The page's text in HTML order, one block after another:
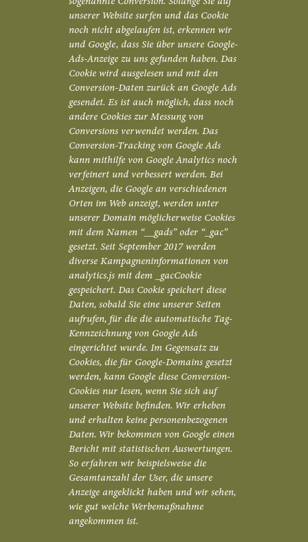
unserer Website surfen und das Cookie
noch nicht abgelaufen ist, erkennen wir
und Google, dass Sie über unsere Google-
Ads-Anzeige zu uns gefunden haben. Das
Cookie wird ausgelesen und mit den
Conversion-Daten zurück an Google Ads
gesendet. Es ist auch möglich, dass noch
andere Cookies zur Messung von
Conversions verwendet werden. Das
Conversion-Tracking von Google Ads
kann mithilfe von Google Analytics noch
verfeinert und verbessert werden. Bei
Anzeigen, die Google an verschiedenen
Orten im Web anzeigt, werden unter
unserer Domain möglicherweise Cookies
mit dem Namen “__gads” oder “_gac”
gesetzt. Seit September 2017 werden
diverse Kampagneninformationen von
analytics.js mit dem _gacCookie
gespeichert. Das Cookie speichert diese
Daten, sobald Sie eine unserer Seiten
aufrufen, für die die automatische Tag-
Kennzeichnung von Google Ads
eingerichtet wurde. Im Gegensatz zu
Cookies, die für Google-Domains gesetzt
werden, kann Google diese Conversion-
Cookies nur lesen, wenn Sie sich auf
unserer Website befinden. Wir erheben
und erhalten keine personenbezogenen
Daten. Wir bekommen von Google einen
Bericht mit statistischen Auswertungen.
So erfahren wir beispielsweise die
Gesamtanzahl der User, die unsere
Anzeige angeklickt haben und wir sehen,
wie gut welche Werbemaßnahme
angekommen ist.